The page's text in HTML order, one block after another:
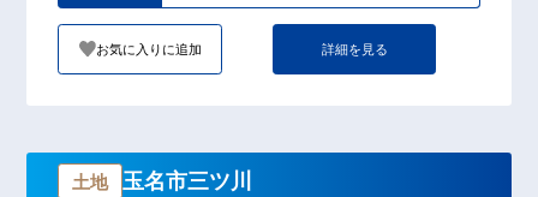
お気に入りに追加 詳細を見る
土地 玉名市三ツ川